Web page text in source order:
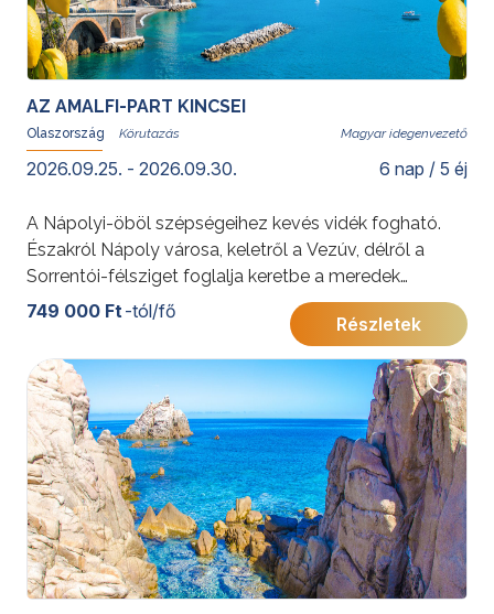
AZ AMALFI-PART KINCSEI
Olaszország Magyar idegenvezető
2026.09.25. - 2026.09.30. 6 nap / 5 éj
A Nápolyi-öböl szépségeihez kevés vidék fogható.
Északról Nápoly városa, keletről a Vezúv, délről a
Sorrentói-félsziget foglalja keretbe a meredek
sziklákkal, pasztellszínű városkákkal pettyezett
partvidéket és a tenger azúrkékjét. Mediterrán
életérzés, az igazi dolce vita várja itt az utazókat,
mely minden érzékszervre hat.
További érdekességekért Olaszországról kattintson
ide.
749 000 Ft-tól/fő
Részletek